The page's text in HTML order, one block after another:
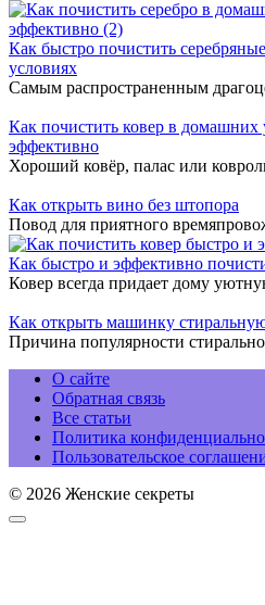
Как быстро почистить
условиях
Самым распространенным
Как почистить ковер в домашних
эффективно
Хороший ковёр, палас или
Как открыть вино без штопора
Повод для приятного
Как быстро и эффективно
Ковер всегда придает дому
Как открыть машинку
Причина популярности
О сайте
Обратная связь
Все статьи
Политика
Пользовательское
© 2026 Женские секреты